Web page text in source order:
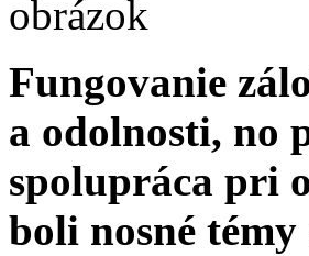
Fungovanie
a odolnosti, no
spolupráca pri
boli nosné